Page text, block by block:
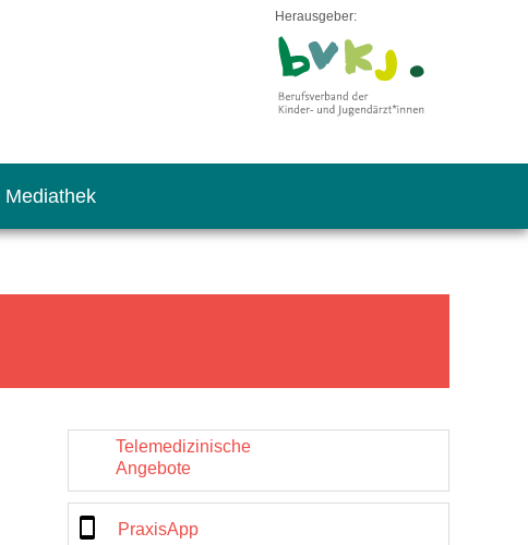
Herausgeber:
Mediathek
Telemedizinische
Angebote
PraxisApp